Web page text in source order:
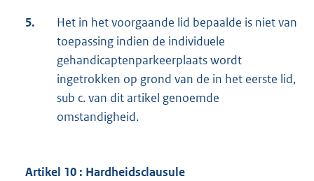
5.
Het in het voorgaande lid bepaalde is niet van
toepassing indien de individuele
gehandicaptenparkeerplaats wordt
ingetrokken op grond van de in het eerste lid,
sub c. van dit artikel genoemde
omstandigheid.
Artikel 10 : Hardheidsclausule